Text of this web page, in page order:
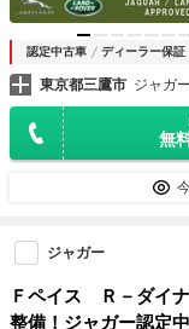
認定中古車 ディーラー保証
東京都三鷹市 ジャガ
無
ジャガー
Ｆペイス Ｒ－ダイ
整備！ジャガー認定